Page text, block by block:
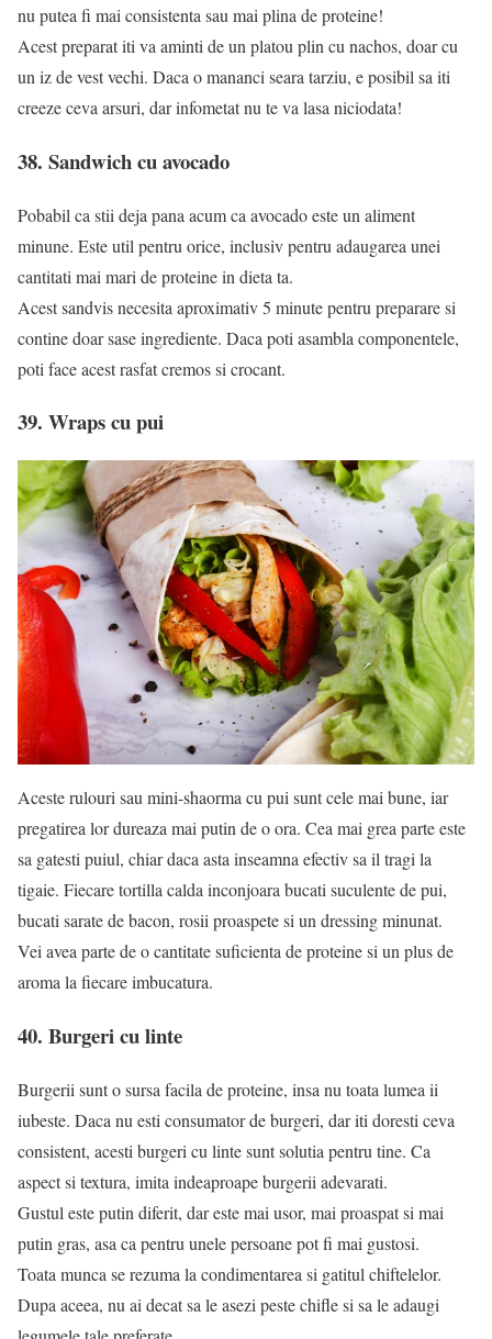
nu putea fi mai consistenta sau mai plina de proteine!
Acest preparat iti va aminti de un platou plin cu nachos, doar cu
un iz de vest vechi. Daca o mananci seara tarziu, e posibil sa iti
creeze ceva arsuri, dar infometat nu te va lasa niciodata!
38. Sandwich cu avocado
Pobabil ca stii deja pana acum ca avocado este un aliment
minune. Este util pentru orice, inclusiv pentru adaugarea unei
cantitati mai mari de proteine in dieta ta.
Acest sandvis necesita aproximativ 5 minute pentru preparare si
contine doar sase ingrediente. Daca poti asambla componentele,
poti face acest rasfat cremos si crocant.
39. Wraps cu pui
Aceste rulouri sau mini-shaorma cu pui sunt cele mai bune, iar
pregatirea lor dureaza mai putin de o ora. Cea mai grea parte este
sa gatesti puiul, chiar daca asta inseamna efectiv sa il tragi la
tigaie. Fiecare tortilla calda inconjoara bucati suculente de pui,
bucati sarate de bacon, rosii proaspete si un dressing minunat.
Vei avea parte de o cantitate suficienta de proteine si un plus de
aroma la fiecare imbucatura.
40. Burgeri cu linte
Burgerii sunt o sursa facila de proteine, insa nu toata lumea ii
iubeste. Daca nu esti consumator de burgeri, dar iti doresti ceva
consistent, acesti burgeri cu linte sunt solutia pentru tine. Ca
aspect si textura, imita indeaproape burgerii adevarati.
Gustul este putin diferit, dar este mai usor, mai proaspat si mai
putin gras, asa ca pentru unele persoane pot fi mai gustosi.
Toata munca se rezuma la condimentarea si gatitul chiftelelor.
Dupa aceea, nu ai decat sa le asezi peste chifle si sa le adaugi